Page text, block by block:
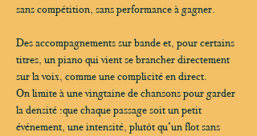
sans compétition, sans performance à gagner.
Des accompagnements sur bande et, pour certains
titres, un piano qui vient se brancher directement
sur la voix, comme une complicité en direct.
On limite à une vingtaine de chansons pour garder
la densité :que chaque passage soit un petit
événement, une intensité, plutôt qu’un flot sans